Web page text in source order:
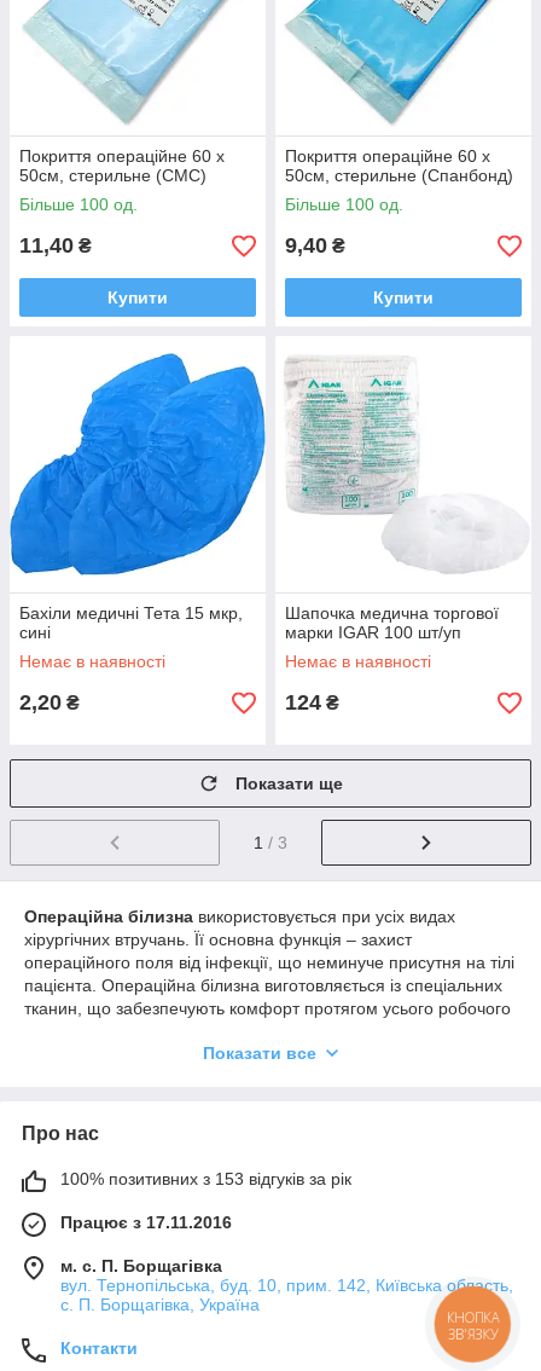
Покриття операційне 60 х
50см, стерильне (СМС)
Більше 100 од.
11,40 ₴
Купити
Покриття операційне 60 х
50см, стерильне (Спанбонд)
Більше 100 од.
9,40 ₴
Купити
Бахіли медичні Тета 15 мкр,
сині
Немає в наявності
2,20 ₴
Шапочка медична торгової
марки IGAR 100 шт/уп
Немає в наявності
124 ₴
Показати ще
1 / 3
Операційна білизна використовується при усіх видах
хірургічних втручань. Її основна функція – захист
операційного поля від інфекції, що неминуче присутня на тілі
пацієнта. Операційна білизна виготовляється із спеціальних
тканин, що забезпечують комфорт протягом усього робочого
проникнення інфекцій. Вироби забезпечують високий рівень
Витрати на забезпечення медичних закладів дуже суттєві,
магазині «Медмєлочі» за доступними цінами допоможе
Показати все
Про нас
100% позитивних з 153 відгуків за рік
Працює з 17.11.2016
м. с. П. Борщагівка
вул. Тернопільська, буд. 10, прим. 142, Київська область,
с. П. Борщагівка, Україна
Контакти
КНОПКА
ЗВ'ЯЗКУ